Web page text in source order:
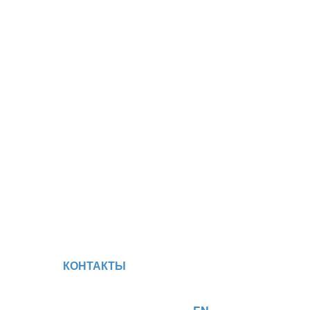
КОНТАКТЫ